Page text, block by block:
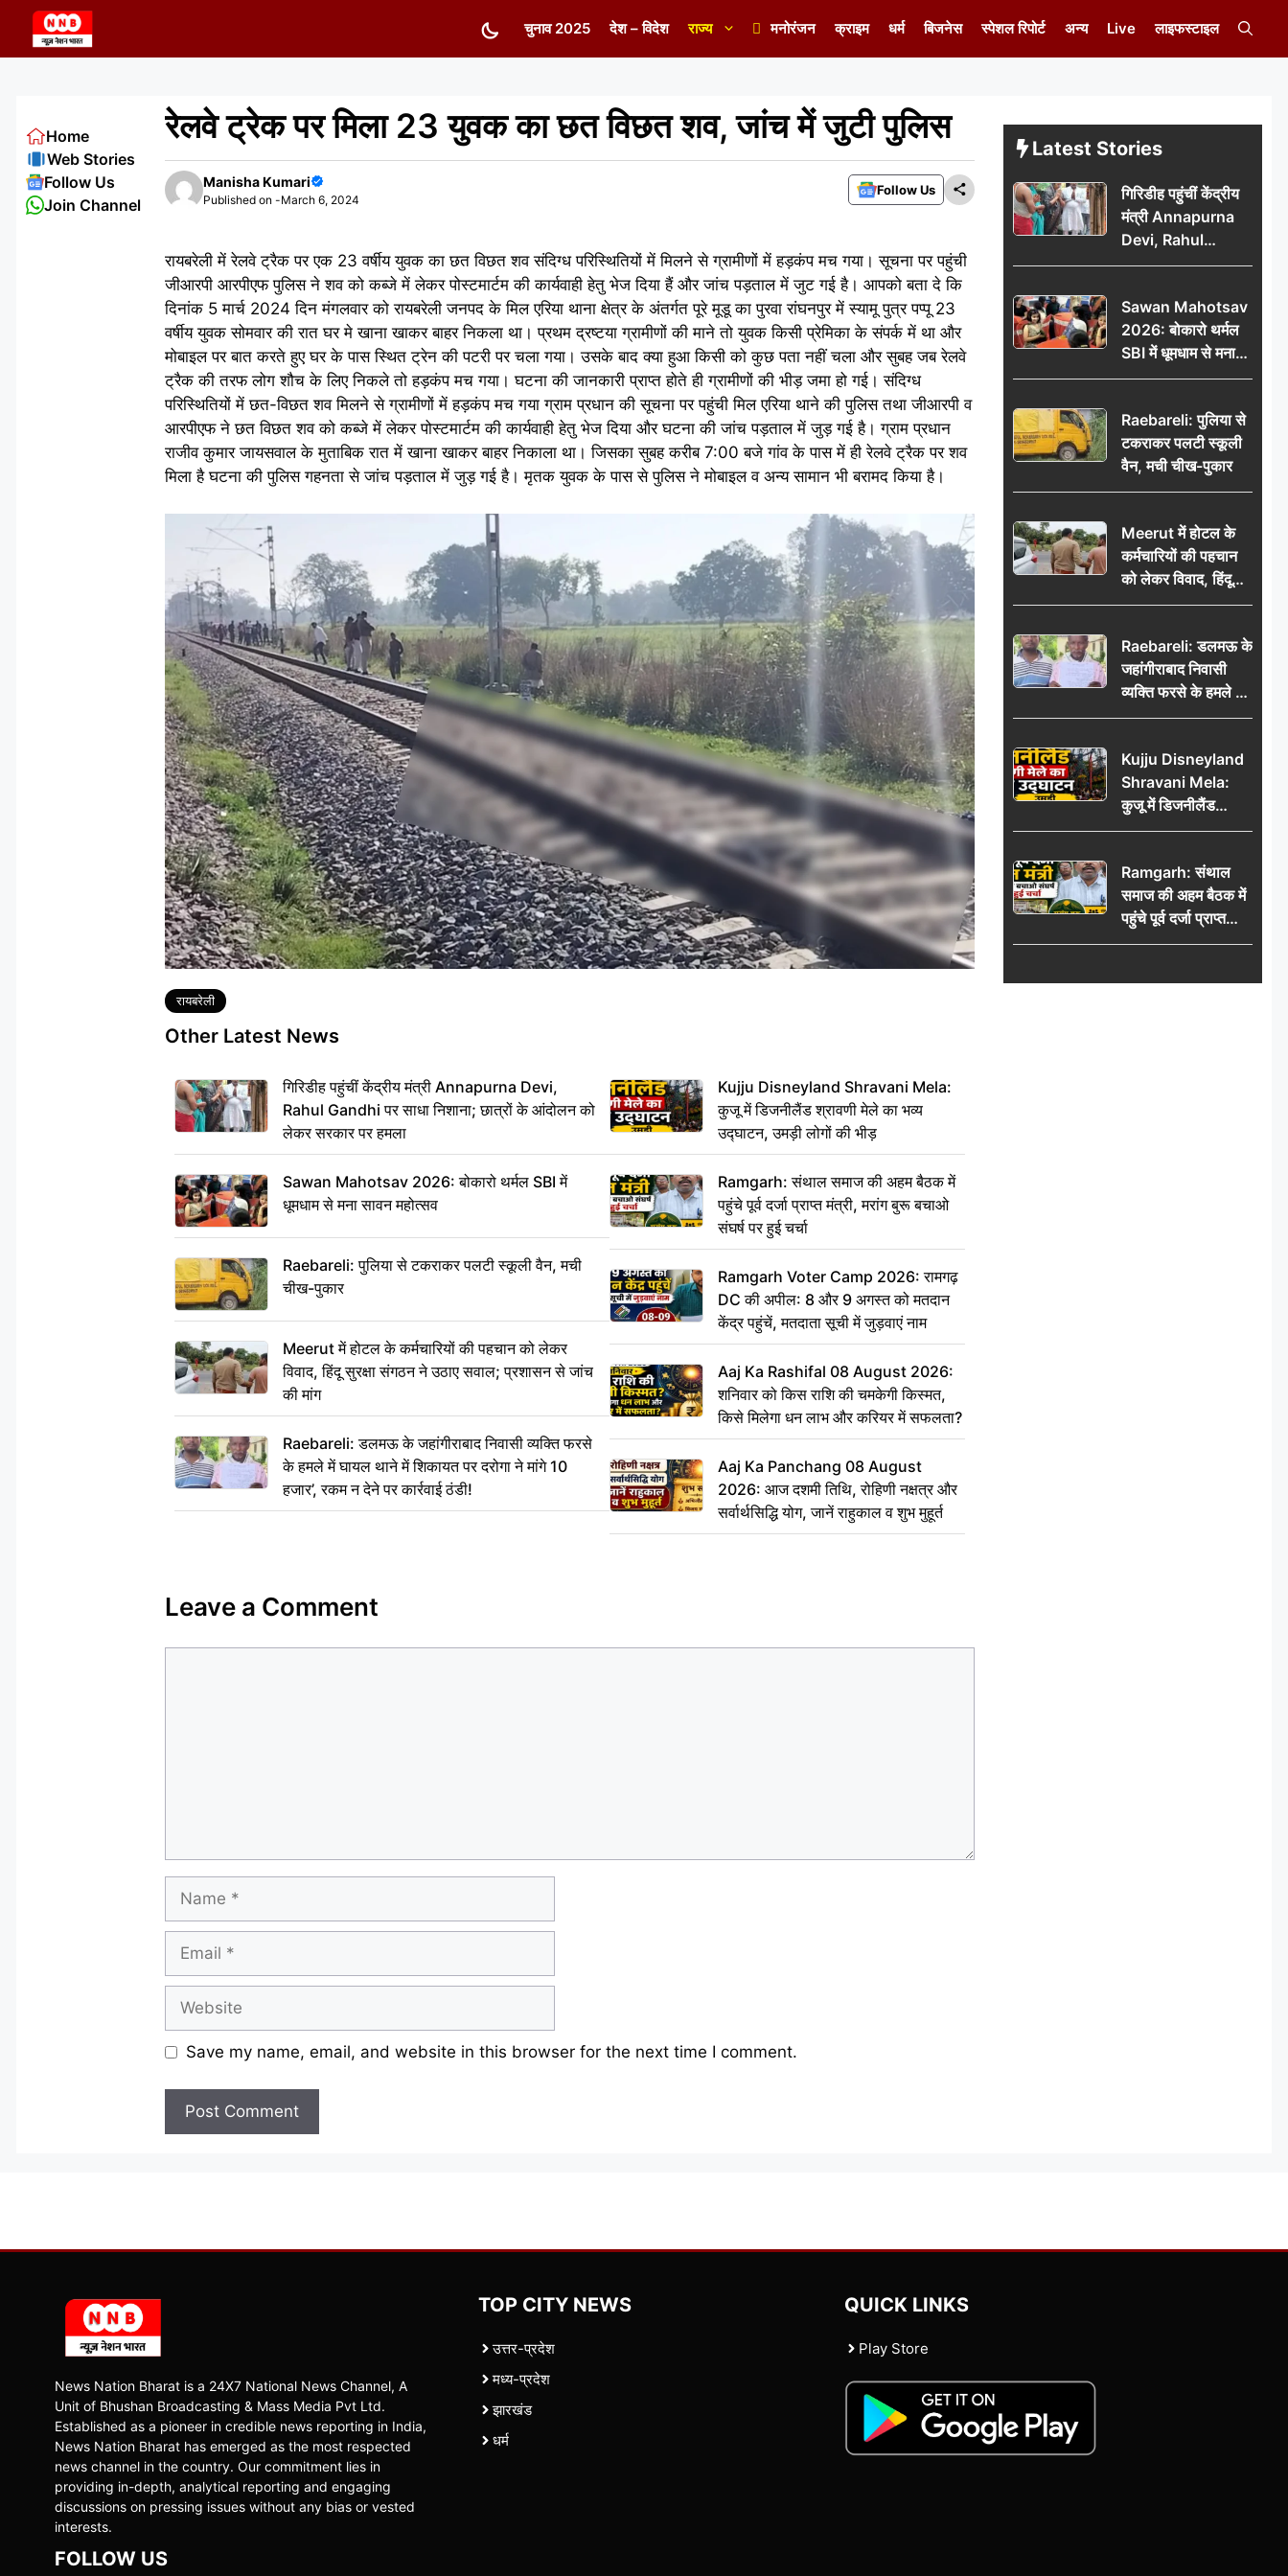
content
चुनाव 2025 देश – विदेश राज्य मनोरंजन क्राइम धर्म बिजनेस स्पेशल रिपोर्ट अन्य Live लाइफस्टाइल
रेलवे ट्रेक पर मिला 23 युवक का छत विछत शव, जांच में जुटी पुलिस
Manisha Kumari
Published on -March 6, 2024
Follow Us
रायबरेली में रेलवे ट्रैक पर एक 23 वर्षीय युवक का छत विछत शव संदिग्ध परिस्थितियों में मिलने से ग्रामीणों में हड़कंप मच गया। सूचना पर पहुंची
जीआरपी आरपीएफ पुलिस ने शव को कब्जे में लेकर पोस्टमार्टम की कार्यवाही हेतु भेज दिया हैं और जांच पड़ताल में जुट गई है। आपको बता दे कि
दिनांक 5 मार्च 2024 दिन मंगलवार को रायबरेली जनपद के मिल एरिया थाना क्षेत्र के अंतर्गत पूरे मूडू का पुरवा रांघनपुर में स्यामू पुत्र पप्पू 23
वर्षीय युवक सोमवार की रात घर मे खाना खाकर बाहर निकला था। प्रथम द्रष्टया ग्रामीणों की माने तो युवक किसी प्रेमिका के संपर्क में था और
मोबाइल पर बात करते हुए घर के पास स्थित ट्रेन की पटरी पर चला गया। उसके बाद क्या हुआ किसी को कुछ पता नहीं चला और सुबह जब रेलवे
ट्रैक की तरफ लोग शौच के लिए निकले तो हड़कंप मच गया। घटना की जानकारी प्राप्त होते ही ग्रामीणों की भीड़ जमा हो गई। संदिग्ध
परिस्थितियों में छत-विछत शव मिलने से ग्रामीणों में हड़कंप मच गया ग्राम प्रधान की सूचना पर पहुंची मिल एरिया थाने की पुलिस तथा जीआरपी व
आरपीएफ ने छत विछत शव को कब्जे में लेकर पोस्टमार्टम की कार्यवाही हेतु भेज दिया और घटना की जांच पड़ताल में जुड़ गई है। ग्राम प्रधान
राजीव कुमार जायसवाल के मुताबिक रात में खाना खाकर बाहर निकाला था। जिसका सुबह करीब 7:00 बजे गांव के पास में ही रेलवे ट्रैक पर शव
मिला है घटना की पुलिस गहनता से जांच पड़ताल में जुड़ गई है। मृतक युवक के पास से पुलिस ने मोबाइल व अन्य सामान भी बरामद किया है।
Tags
रायबरेली
Other Latest News
गिरिडीह पहुंचीं केंद्रीय मंत्री Annapurna Devi,
Rahul Gandhi पर साधा निशाना; छात्रों के आंदोलन को
लेकर सरकार पर हमला
Sawan Mahotsav 2026: बोकारो थर्मल SBI में
धूमधाम से मना सावन महोत्सव
Raebareli: पुलिया से टकराकर पलटी स्कूली वैन, मची
चीख-पुकार
Meerut में होटल के कर्मचारियों की पहचान को लेकर
विवाद, हिंदू सुरक्षा संगठन ने उठाए सवाल; प्रशासन से जांच
की मांग
Raebareli: डलमऊ के जहांगीराबाद निवासी व्यक्ति फरसे
के हमले में घायल थाने में शिकायत पर दरोगा ने मांगे 10
हजार’, रकम न देने पर कार्रवाई ठंडी!
Kujju Disneyland Shravani Mela:
कुजू में डिजनीलैंड श्रावणी मेले का भव्य
उद्घाटन, उमड़ी लोगों की भीड़
Ramgarh: संथाल समाज की अहम बैठक में
पहुंचे पूर्व दर्जा प्राप्त मंत्री, मरांग बुरू बचाओ
संघर्ष पर हुई चर्चा
Ramgarh Voter Camp 2026: रामगढ़
DC की अपील: 8 और 9 अगस्त को मतदान
केंद्र पहुंचें, मतदाता सूची में जुड़वाएं नाम
Aaj Ka Rashifal 08 August 2026:
शनिवार को किस राशि की चमकेगी किस्मत,
किसे मिलेगा धन लाभ और करियर में सफलता?
Aaj Ka Panchang 08 August
2026: आज दशमी तिथि, रोहिणी नक्षत्र और
सर्वार्थसिद्धि योग, जानें राहुकाल व शुभ मुहूर्त
Leave a Comment
Name
Email
Website
Save my name, email, and website in this browser for the next time I comment.
Home
Web Stories
Follow Us
Join Channel
Latest Stories
गिरिडीह पहुंचीं केंद्रीय
मंत्री Annapurna
Devi, Rahul
Gandhi पर साधा
आंदोलन को लेकर
सरकार पर हमला
Sawan Mahotsav
2026: बोकारो थर्मल
SBI में धूमधाम से मना
सावन महोत्सव
Raebareli: पुलिया से
टकराकर पलटी स्कूली
वैन, मची चीख-पुकार
Meerut में होटल के
कर्मचारियों की पहचान
को लेकर विवाद, हिंदू
सुरक्षा संगठन ने उठाए
की मांग
Raebareli: डलमऊ के
जहांगीराबाद निवासी
व्यक्ति फरसे के हमले में
घायल थाने में शिकायत
हजार’, रकम न देने पर
कार्रवाई ठंडी!
Kujju Disneyland
Shravani Mela:
कुजू में डिजनीलैंड
श्रावणी मेले का भव्य
की भीड़
Ramgarh: संथाल
समाज की अहम बैठक में
पहुंचे पूर्व दर्जा प्राप्त
मंत्री, मरांग बुरू बचाओ
News Nation Bharat is a 24X7 National News Channel, A
Unit of Bhushan Broadcasting & Mass Media Pvt Ltd.
Established as a pioneer in credible news reporting in India,
News Nation Bharat has emerged as the most respected
news channel in the country. Our commitment lies in
providing in-depth, analytical reporting and engaging
discussions on pressing issues without any bias or vested
interests.
FOLLOW US
TOP CITY NEWS
उत्तर-प्रदेश
मध्य-प्रदेश
झारखंड
धर्म
QUICK LINKS
Play Store